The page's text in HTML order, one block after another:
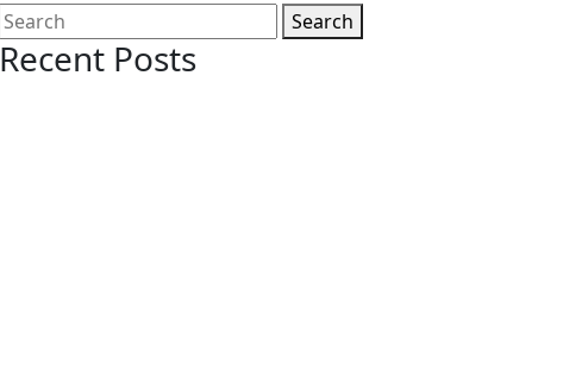
Search
Recent Posts